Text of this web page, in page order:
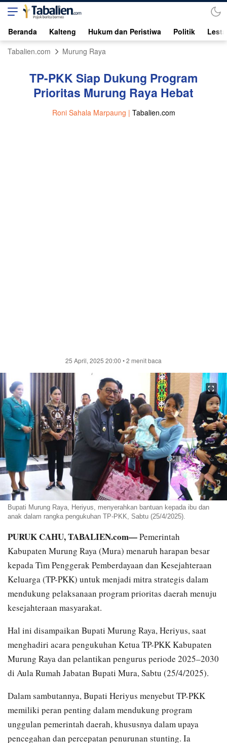
Beranda Kalteng Hukum dan Peristiwa Politik
Tabalien.com
Murung Raya
TP-PKK Siap Dukung Program
Prioritas Murung Raya Hebat
Roni Sahala Marpaung | Tabalien.com
25 April, 2025 20:00 • 2 menit baca
Bupati Murung Raya, Heriyus, menyerahkan bantuan kepada ibu dan
anak dalam rangka pengukuhan TP-PKK, Sabtu (25/4/2025).
PURUK CAHU, TABALIEN.com—Pemerintah
Kabupaten Murung Raya (Mura) menaruh harapan besar
kepada Tim Penggerak Pemberdayaan dan Kesejahteraan
Keluarga (TP-PKK) untuk menjadi mitra strategis dalam
mendukung pelaksanaan program prioritas daerah menuju
kesejahteraan masyarakat.
Hal ini disampaikan Bupati Murung Raya, Heriyus, saat
menghadiri acara pengukuhan Ketua TP-PKK Kabupaten
Murung Raya dan pelantikan pengurus periode 2025–2030
di Aula Rumah Jabatan Bupati Mura, Sabtu (25/4/2025).
Dalam sambutannya, Bupati Heriyus menyebut TP-PKK
memiliki peran penting dalam mendukung program
unggulan pemerintah daerah, khususnya dalam upaya
pencegahan dan percepatan penurunan stunting. Ia